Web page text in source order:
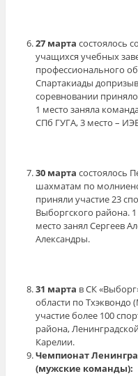
27 мартасостоялось
учащихся учебных
профессионального
Спартакиады
соревновании
1 место заняла
СПб ГУГА, 3 место –
30 мартасостоялось
шахматам по
приняли участие 23
Выборгского района.
место занял Сергеев
Александры.
31 марта в СК
области по
участие более 100
района,
Карелии.
Чемпионат
(мужские команды):